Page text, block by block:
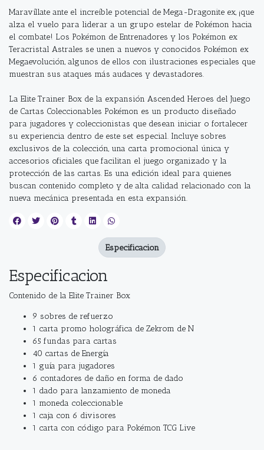
Maravíllate ante el increíble potencial de Mega-Dragonite ex, ¡que
alza el vuelo para liderar a un grupo estelar de Pokémon hacia
el combate! Los Pokémon de Entrenadores y los Pokémon ex
Teracristal Astrales se unen a nuevos y conocidos Pokémon ex
Megaevolución, algunos de ellos con ilustraciones especiales que
muestran sus ataques más audaces y devastadores.
La Elite Trainer Box de la expansión Ascended Heroes del Juego
de Cartas Coleccionables Pokémon es un producto diseñado
para jugadores y coleccionistas que desean iniciar o fortalecer
su experiencia dentro de este set especial. Incluye sobres
exclusivos de la colección, una carta promocional única y
accesorios oficiales que facilitan el juego organizado y la
protección de las cartas. Es una edición ideal para quienes
buscan contenido completo y de alta calidad relacionado con la
nueva mecánica presentada en esta expansión.
Especificacion
Contenido de la Elite Trainer Box
9 sobres de refuerzo
1 carta promo holográfica de Zekrom de N
65 fundas para cartas
40 cartas de Energía
1 guía para jugadores
6 contadores de daño en forma de dado
1 dado para lanzamiento de moneda
1 moneda coleccionable
1 caja con 6 divisores
1 carta con código para Pokémon TCG Live
Especificacion